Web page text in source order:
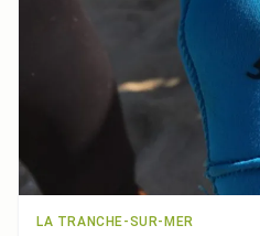
LA TRANCHE-SUR-MER